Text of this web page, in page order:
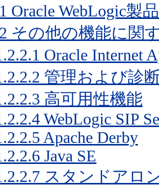
Oracle WebLogic製
その他の機能に関
Oracle Internet
管理および診
高可用性機能
WebLogic SIP
Apache Derby
Java SE
スタンドアロ